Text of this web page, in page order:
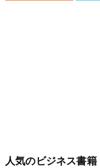
人気のビジネス書籍